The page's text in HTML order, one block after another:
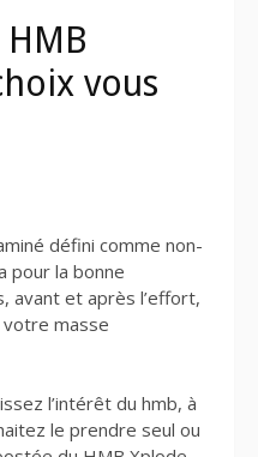
vous
défini comme non-
pour la bonne
avant et après l’effort,
masse
l’intérêt du hmb, à
le prendre seul ou